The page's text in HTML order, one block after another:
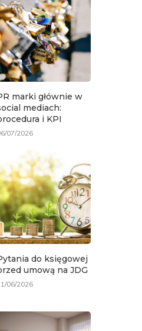
marki głównie w
mediach:
i KPI
07/2026
do księgowej
umową na JDG
06/2026